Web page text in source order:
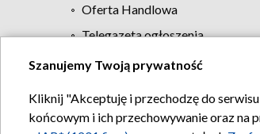
Oferta Handlowa
Telegazeta ogłoszenia
Szanujemy Twoją prywatność
Kliknij "Akceptuję i przechodzę do
końcowym i ich przechowywanie oraz na